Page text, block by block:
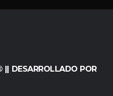
DESARROLLADO POR